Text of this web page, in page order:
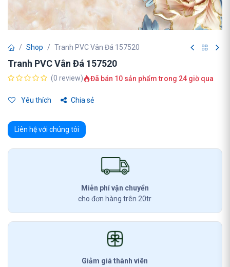
Shop Tranh PVC Vân Đá 157520
Tranh PVC Vân Đá 157520
(0 review) Đã bán 10 sản phẩm trong 24 giờ qua
Yêu thích Chia sẻ
Liên hệ với chúng tôi
Miễn phí vận chuyển
cho đơn hàng trên 20tr
Giảm giá thành viên